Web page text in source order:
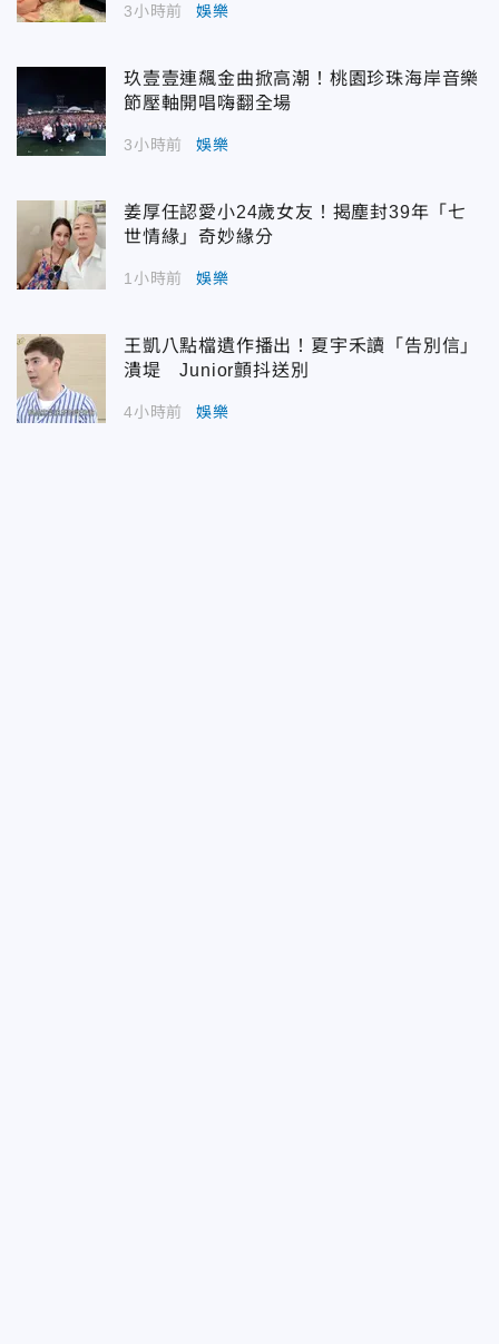
3小時前 娛樂
玖壹壹連飆金曲掀高潮！桃園珍珠海岸音樂
節壓軸開唱嗨翻全場
3小時前 娛樂
姜厚任認愛小24歲女友！揭塵封39年「七
世情緣」奇妙緣分
1小時前 娛樂
王凱八點檔遺作播出！夏宇禾讀「告別信」
潰堤 Junior顫抖送別
4小時前 娛樂